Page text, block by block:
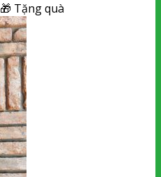
🎁 Tặng quà